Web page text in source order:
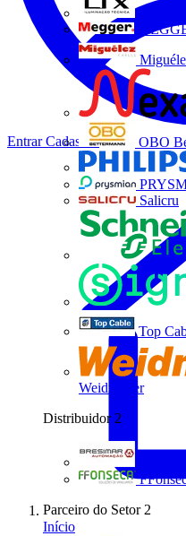
OBO
Salicru
Top
Weidmüller
Distribuidor 2
Parceiro do Setor 2
EntrarCadastrar
Início